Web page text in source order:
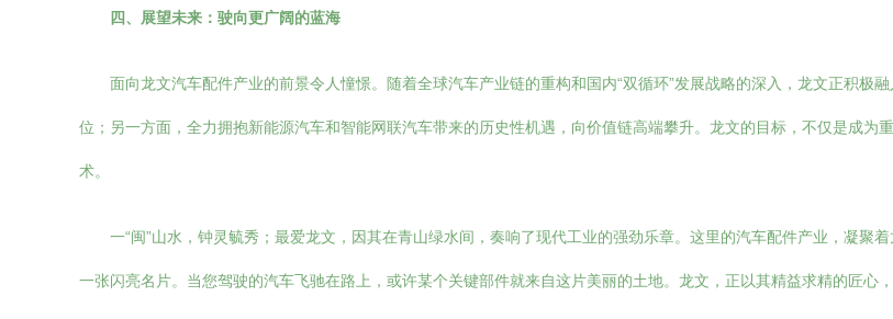
四、展望未来：驶向更广阔的蓝海
面向龙文汽车配件产业的前景令人憧憬。随着全球汽车产业链的重构和国内“双循环”发展战略的深入，龙文正积极
位；另一方面，全力拥抱新能源汽车和智能网联汽车带来的历史性机遇，向价值链高端攀升。龙文的目标，不仅是成
术。
一“闽”山水，钟灵毓秀；最爱龙文，因其在青山绿水间，奏响了现代工业的强劲乐章。这里的汽车配件产业，凝聚
一张闪亮名片。当您驾驶的汽车飞驰在路上，或许某个关键部件就来自这片美丽的土地。龙文，正以其精益求精的匠心